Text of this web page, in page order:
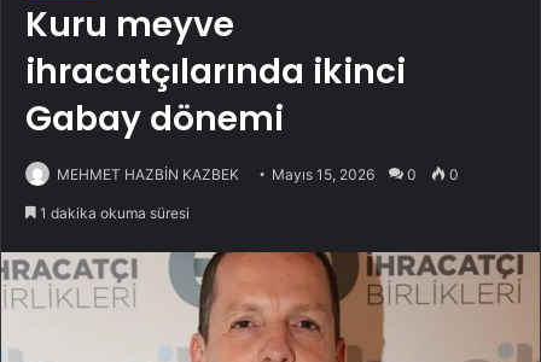
Kuru meyve
ihracatçılarında ikinci
Gabay dönemi
MEHMET HAZBİN KAZBEK Mayıs 15, 2026 0 0
1 dakika okuma süresi